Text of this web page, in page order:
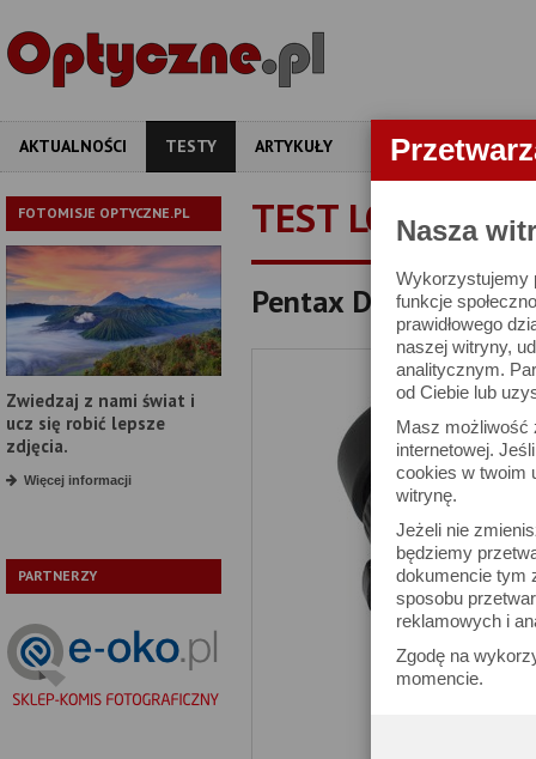
Nasza
Wykorzystujemy
funkcje
prawidłowego
naszej witryny,
analitycznym.
od Ciebie lub
Masz możliwość
internetowej.
cookies w twoim
witrynę.
Jeżeli nie
będziemy
dokumencie tym
sposobu
reklamowych i
Zgodę na
momencie.
AKTUALNOŚCI TESTY ARTYKUŁY APARATY
FOTOMISJE OPTYCZNE.PL
Zwiedzaj z nami świat i
ucz się robić lepsze
zdjęcia.
Więcej informacji
PARTNERZY
TEST LORNETKI
Pentax DCF ED